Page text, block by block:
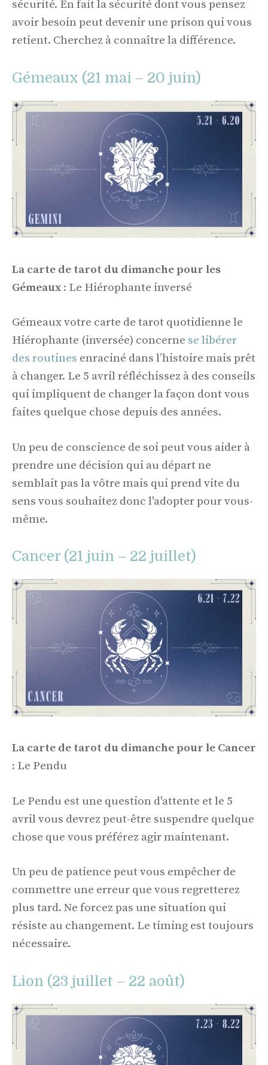
sécurité. En fait la sécurité dont vous pensez
avoir besoin peut devenir une prison qui vous
retient. Cherchez à connaître la différence.
Gémeaux (21 mai – 20 juin)
La carte de tarot du dimanche pour les
Gémeaux : Le Hiérophante inversé
Gémeaux votre carte de tarot quotidienne le
Hiérophante (inversée) concerne se libérer
des routines enraciné dans l’histoire mais prêt
à changer. Le 5 avril réfléchissez à des conseils
qui impliquent de changer la façon dont vous
faites quelque chose depuis des années.
Un peu de conscience de soi peut vous aider à
prendre une décision qui au départ ne
semblait pas la vôtre mais qui prend vite du
sens vous souhaitez donc l'adopter pour vous-
même.
Cancer (21 juin – 22 juillet)
La carte de tarot du dimanche pour le Cancer
: Le Pendu
Le Pendu est une question d'attente et le 5
avril vous devrez peut-être suspendre quelque
chose que vous préférez agir maintenant.
Un peu de patience peut vous empêcher de
commettre une erreur que vous regretterez
plus tard. Ne forcez pas une situation qui
résiste au changement. Le timing est toujours
nécessaire.
Lion (23 juillet – 22 août)